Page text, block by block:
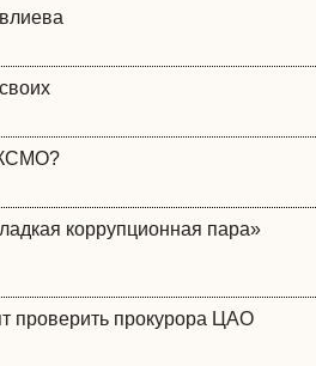
коррупционная пара»
проверить прокурора ЦАО